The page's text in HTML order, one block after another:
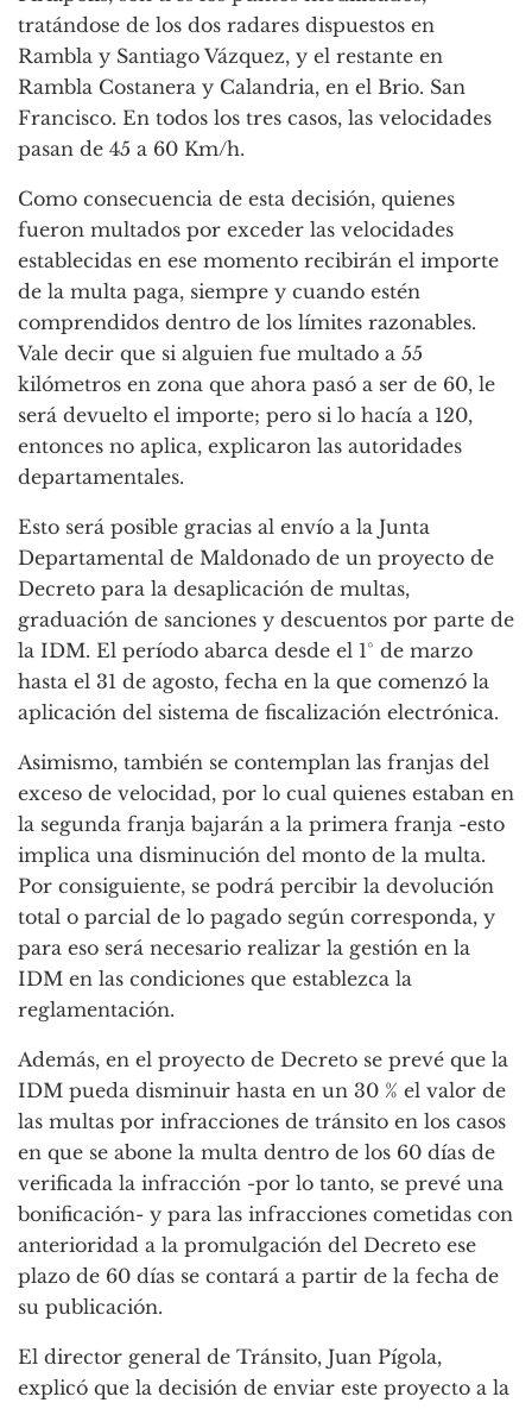
tratándose de los dos radares dispuestos en
Rambla y Santiago Vázquez, y el restante en
Rambla Costanera y Calandria, en el Brio. San
Francisco. En todos los tres casos, las velocidades
pasan de 45 a 60 Km/h.
Como consecuencia de esta decisión, quienes
fueron multados por exceder las velocidades
establecidas en ese momento recibirán el importe
de la multa paga, siempre y cuando estén
comprendidos dentro de los límites razonables.
Vale decir que si alguien fue multado a 55
kilómetros en zona que ahora pasó a ser de 60, le
será devuelto el importe; pero si lo hacía a 120,
entonces no aplica, explicaron las autoridades
departamentales.
Esto será posible gracias al envío a la Junta
Departamental de Maldonado de un proyecto de
Decreto para la desaplicación de multas,
graduación de sanciones y descuentos por parte de
la IDM. El período abarca desde el 1° de marzo
hasta el 31 de agosto, fecha en la que comenzó la
aplicación del sistema de fiscalización electrónica.
Asimismo, también se contemplan las franjas del
exceso de velocidad, por lo cual quienes estaban en
la segunda franja bajarán a la primera franja -esto
implica una disminución del monto de la multa.
Por consiguiente, se podrá percibir la devolución
total o parcial de lo pagado según corresponda, y
para eso será necesario realizar la gestión en la
IDM en las condiciones que establezca la
reglamentación.
Además, en el proyecto de Decreto se prevé que la
IDM pueda disminuir hasta en un 30 % el valor de
las multas por infracciones de tránsito en los casos
en que se abone la multa dentro de los 60 días de
verificada la infracción -por lo tanto, se prevé una
bonificación- y para las infracciones cometidas con
anterioridad a la promulgación del Decreto ese
plazo de 60 días se contará a partir de la fecha de
su publicación.
El director general de Tránsito, Juan Pígola,
explicó que la decisión de enviar este proyecto a la